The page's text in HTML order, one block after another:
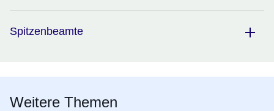
Spitzenbeamte
Weitere Themen